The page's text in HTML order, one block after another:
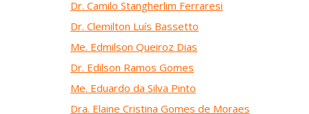
Dr. Camilo Stangherlim Ferraresi
Dr. Clemilton Luís Bassetto
Me. Edmilson Queiroz Dias
Dr. Edilson Ramos Gomes
Me. Eduardo da Silva Pinto
Dra. Elaine Cristina Gomes de Moraes